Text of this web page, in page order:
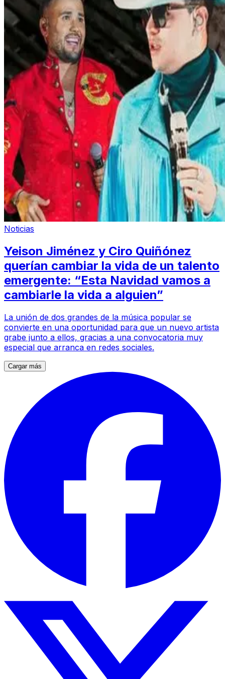
Noticias
Yeison Jiménez y Ciro Quiñónez
querían cambiar la vida de un talento
emergente: “Esta Navidad vamos a
cambiarle la vida a alguien”
La unión de dos grandes de la música popular se
convierte en una oportunidad para que un nuevo artista
grabe junto a ellos, gracias a una convocatoria muy
especial que arranca en redes sociales.
Cargar más